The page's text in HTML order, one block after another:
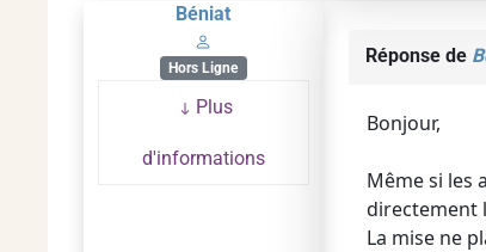
Béniat
Hors Ligne
Plus
d'informations
Réponse de
Bonjour,
Même si les
directement
La mise ne